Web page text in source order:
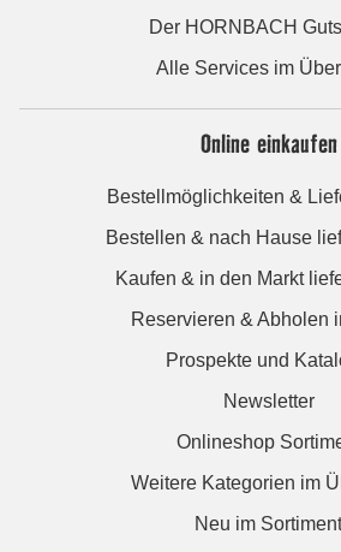
Der HORNBACH
Alle Services im
Online einkaufen
Bestellmöglichkeiten &
Bestellen & nach Hause
Kaufen & in den Markt
Reservieren & Abholen
Prospekte und
Newsletter
Onlineshop
Weitere Kategorien im
Neu im